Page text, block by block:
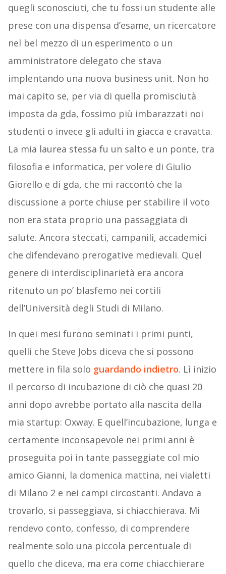
quegli sconosciuti, che tu fossi un studente alle
prese con una dispensa d’esame, un ricercatore
nel bel mezzo di un esperimento o un
amministratore delegato che stava
implentando una nuova business unit. Non ho
mai capito se, per via di quella promisciutà
imposta da gda, fossimo più imbarazzati noi
studenti o invece gli adulti in giacca e cravatta.
La mia laurea stessa fu un salto e un ponte, tra
filosofia e informatica, per volere di Giulio
Giorello e di gda, che mi raccontò che la
discussione a porte chiuse per stabilire il voto
non era stata proprio una passaggiata di
salute. Ancora steccati, campanili, accademici
che difendevano prerogative medievali. Quel
genere di interdisciplinarietà era ancora
ritenuto un po’ blasfemo nei cortili
dell’Università degli Studi di Milano.
In quei mesi furono seminati i primi punti,
quelli che Steve Jobs diceva che si possono
mettere in fila solo guardando indietro. Lì inizio
il percorso di incubazione di ciò che quasi 20
anni dopo avrebbe portato alla nascita della
mia startup: Oxway. E quell’incubazione, lunga e
certamente inconsapevole nei primi anni è
proseguita poi in tante passeggiate col mio
amico Gianni, la domenica mattina, nei vialetti
di Milano 2 e nei campi circostanti. Andavo a
trovarlo, si passeggiava, si chiacchierava. Mi
rendevo conto, confesso, di comprendere
realmente solo una piccola percentuale di
quello che diceva, ma era come chiacchierare